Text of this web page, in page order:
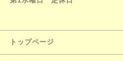
トップページ